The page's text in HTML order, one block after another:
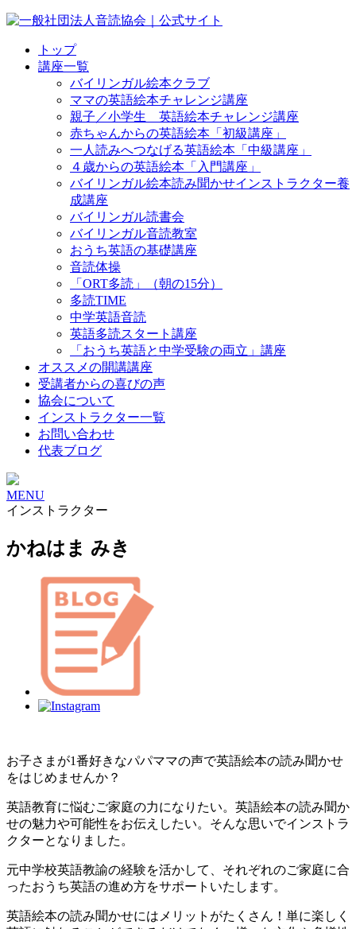
トップ
講座一覧
バイリンガル絵本クラブ
ママの英語絵本チャレンジ講座
親子／小学生 英語絵本チャレンジ講座
赤ちゃんからの英語絵本「初級講座」
一人読みへつなげる英語絵本「中級講座」
４歳からの英語絵本「入門講座」
バイリンガル絵本読み聞かせインストラクター養
成講座
バイリンガル読書会
バイリンガル音読教室
おうち英語の基礎講座
音読体操
「ORT多読」（朝の15分）
多読TIME
中学英語音読
英語多読スタート講座
「おうち英語と中学受験の両立」講座
オススメの開講講座
受講者からの喜びの声
協会について
インストラクター一覧
お問い合わせ
代表ブログ
MENU
インストラクター
かねはま みき
お子さまが1番好きなパパママの声で英語絵本の読み聞かせ
をはじめませんか？
英語教育に悩むご家庭の力になりたい。英語絵本の読み聞か
せの魅力や可能性をお伝えしたい。そんな思いでインストラ
クターとなりました。
元中学校英語教諭の経験を活かして、それぞれのご家庭に合
ったおうち英語の進め方をサポートいたします。
英語絵本の読み聞かせにはメリットがたくさん！単に楽しく